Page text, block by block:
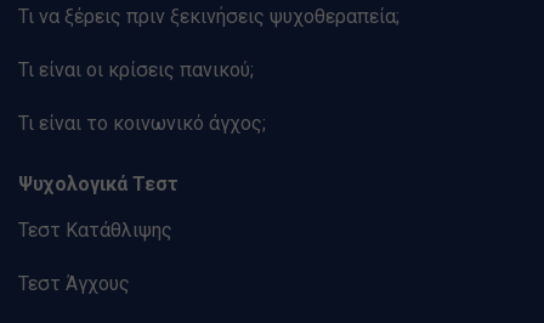
Τι να ξέρεις πριν ξεκινήσεις ψυχοθεραπεία;
Τι είναι οι κρίσεις πανικού;
Τι είναι το κοινωνικό άγχος;
Ψυχολογικά Τεστ
Τεστ Κατάθλιψης
Τεστ Άγχους